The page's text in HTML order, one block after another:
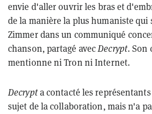
envie d'aller ouvrir les bras et
de la manière la plus humaniste qui
Zimmer dans un communiqué
chanson, partagé avecDecrypt. Son
mentionne ni Tron ni Internet.
Decrypta contacté les
sujet de la collaboration, mais n'a